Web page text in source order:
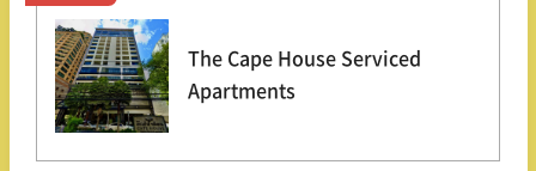
The Cape House Serviced
Apartments